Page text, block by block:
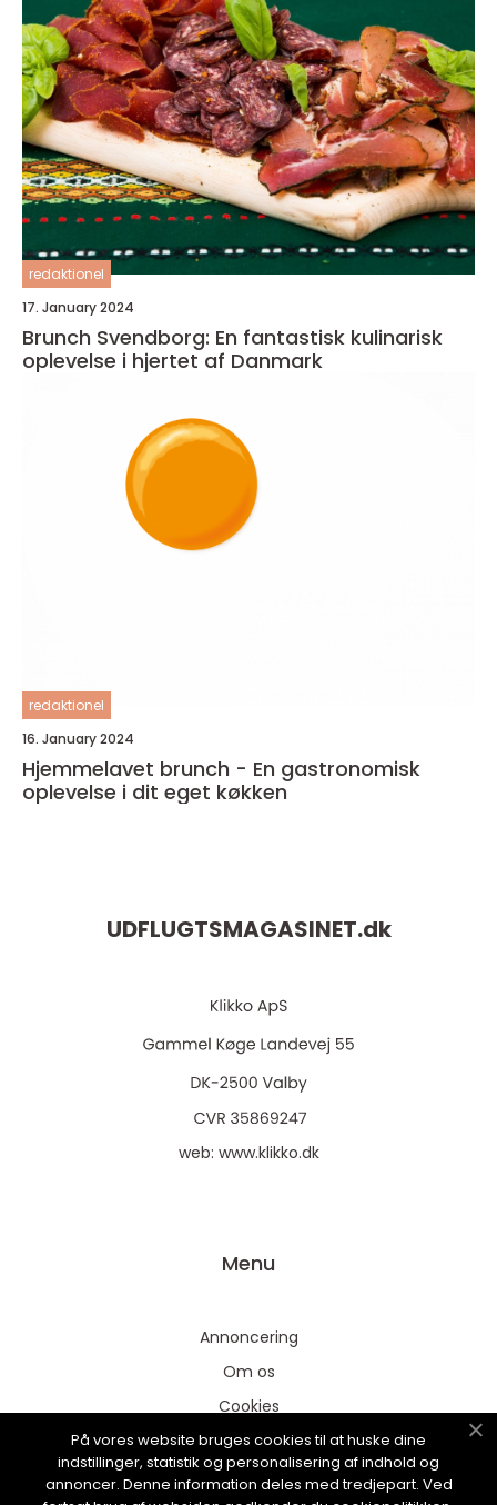
redaktionel
17. January 2024
Brunch Svendborg: En fantastisk kulinarisk
oplevelse i hjertet af Danmark
redaktionel
16. January 2024
Hjemmelavet brunch - En gastronomisk
oplevelse i dit eget køkken
UDFLUGTSMAGASINET.dk
web: www.klikko.dk
Menu
Annoncering
Om os
Cookies
Kontakt os
Sitemap
På vores website bruges cookies til at huske dine
indstillinger, statistik og personalisering af indhold og
annoncer. Denne information deles med tredjepart. Ved